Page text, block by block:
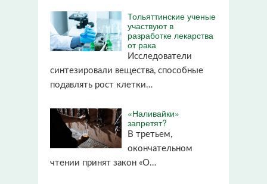
Тольяттинские ученые
участвуют в
разработке лекарства
от рака
Исследователи
синтезировали вещества, способные
подавлять рост клетки…
«Наливайки»
запретят?
В третьем,
окончательном
чтении принят закон «О…